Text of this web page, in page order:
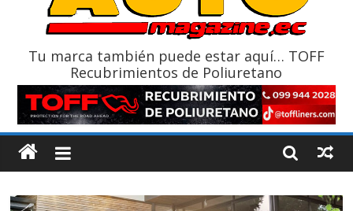
La FEDAK recibe 12 Sinotruk Bolden para cubrir las rutas de La
Tu marca también puede estar aquí… TOFF
Recubrimientos de Poliuretano